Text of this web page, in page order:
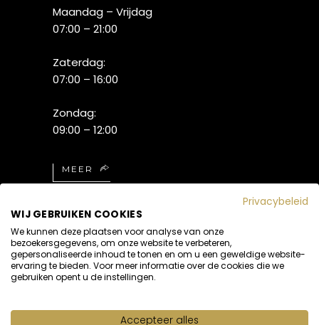
Maandag – Vrijdag
07:00 – 21:00
Zaterdag:
07:00 – 16:00
Zondag:
09:00 – 12:00
MEER
Privacybeleid
WIJ GEBRUIKEN COOKIES
We kunnen deze plaatsen voor analyse van onze
bezoekersgegevens, om onze website te verbeteren,
gepersonaliseerde inhoud te tonen en om u een geweldige website-
ervaring te bieden. Voor meer informatie over de cookies die we
gebruiken opent u de instellingen.
Accepteer alles